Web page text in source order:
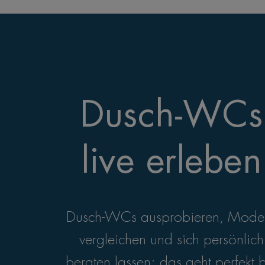
Dusch-WCs
live erleben
Dusch-WCs ausprobieren,
vergleichen und sich persönlich